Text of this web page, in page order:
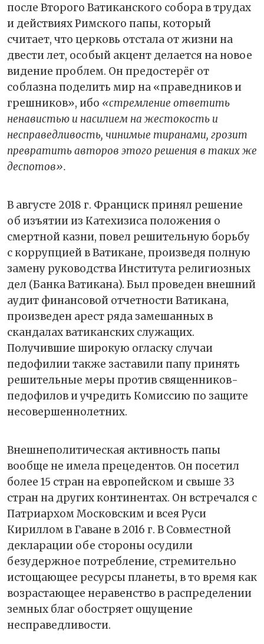
после Второго Ватиканского собора в трудах
и действиях Римского папы, который
считает, что церковь отстала от жизни на
двести лет, особый акцент делается на новое
видение проблем. Он предостерёг от
соблазна поделить мир на «праведников и
грешников», ибо «стремление ответить
ненавистью и насилием на жестокость и
несправедливость, чинимые тиранами, грозит
превратить авторов этого решения в таких же
деспотов».
В августе 2018 г. Франциск принял решение
об изъятии из Катехизиса положения о
смертной казни, повел решительную борьбу
с коррупцией в Ватикане, произведя полную
замену руководства Института религиозных
дел (Банка Ватикана). Был проведен внешний
аудит финансовой отчетности Ватикана,
произведен арест ряда замешанных в
скандалах ватиканских служащих.
Получившие широкую огласку случаи
педофилии также заставили папу принять
решительные меры против священников-
педофилов и учредить Комиссию по защите
несовершеннолетних.
Внешнеполитическая активность папы
вообще не имела прецедентов. Он посетил
более 15 стран на европейском и свыше 33
стран на других континентах. Он встречался с
Патриархом Московским и всея Руси
Кириллом в Гаване в 2016 г. В Совместной
декларации обе стороны осудили
безудержное потребление, стремительно
истощающее ресурсы планеты, в то время как
возрастающее неравенство в распределении
земных благ обостряет ощущение
несправедливости.